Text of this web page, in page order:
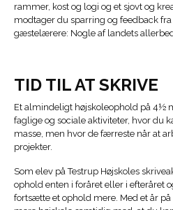
rammer, kost og logi og et sjovt og
modtager du sparring og feedback
gæstelærere: Nogle af landets
TID TIL AT SKRIVE
Et almindeligt højskoleophold på 4½
faglige og sociale aktiviteter, hvor du
masse, men hvor de færreste når at
projekter.
Som elev på Testrup Højskoles
ophold enten i foråret eller i efteråret
fortsætte et ophold mere. Med et år